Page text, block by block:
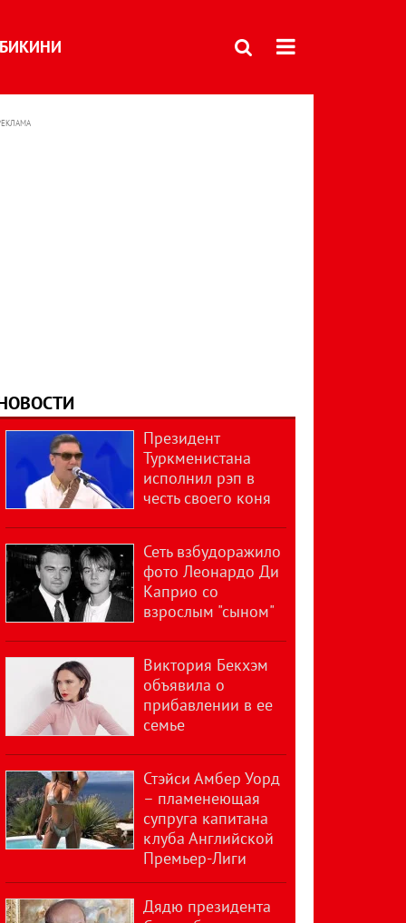
БИКИНИ
Президент
Туркменистана
исполнил рэп в
честь своего коня
Сеть взбудоражило
фото Леонардо Ди
Каприо со
взрослым "сыном"
Виктория Бекхэм
объявила о
прибавлении в ее
семье
Стэйси Амбер Уорд
– пламенеющая
супруга капитана
клуба Английской
Премьер-Лиги
Дядю президента